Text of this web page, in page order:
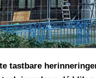
tastbare